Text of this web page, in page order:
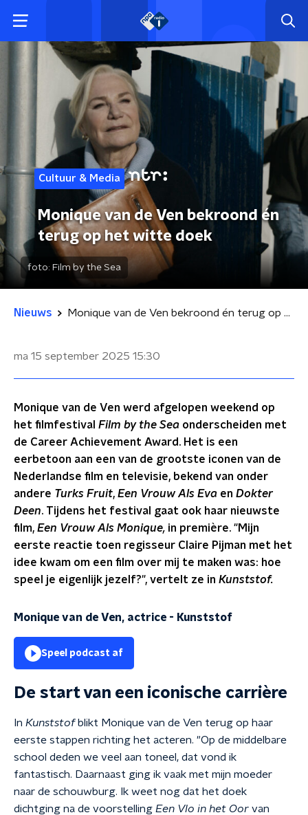
Cultuur & Media
Monique van de Ven bekroond én
terug op het witte doek
foto: Film by the Sea
Nieuws Monique van de Ven bekroond én terug op het witte doek
ma 15 september 2025 15:30
Monique van de Ven werd afgelopen weekend op
het filmfestival Film by the Sea onderscheiden met
de Career Achievement Award. Het is een
eerbetoon aan een van de grootste iconen van de
Nederlandse film en televisie, bekend van onder
andere Turks Fruit, Een Vrouw Als Eva en Dokter
Deen. Tijdens het festival gaat ook haar nieuwste
film, Een Vrouw Als Monique, in première. "Mijn
eerste reactie toen regisseur Claire Pijman met het
idee kwam om een film over mij te maken was: hoe
speel je eigenlijk jezelf?", vertelt ze in Kunststof.
Monique van de Ven, actrice - Kunststof
Speel podcast af
De start van een iconische carrière
In Kunststofblikt Monique van de Ven terug op haar
eerste stappen richting het acteren. "Op de middelbare
school deden we veel aan toneel, dat vond ik
fantastisch. Daarnaast ging ik vaak met mijn moeder
naar de schouwburg. Ik weet nog dat het doek
dichtging na de voorstelling Een Vlo in het Oor van